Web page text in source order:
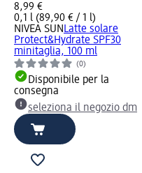
8,99 €
0,1 l (89,90 € / 1 l)
NIVEA SUN Latte solare
Protect&Hydrate SPF30
minitaglia, 100 ml
(0)
Disponibile per la
consegna
seleziona il negozio dm